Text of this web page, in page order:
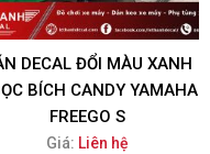
DECAL ĐỔI MÀU XANH
BÍCH CANDY YAMAHA
FREEGO S
Giá: Liên hệ